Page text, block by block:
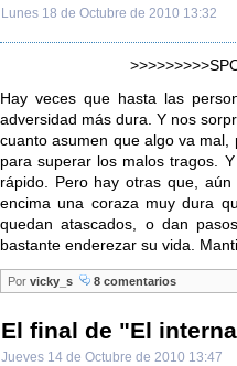
Lunes 18 de Octubre de 2010 13:32
Hay veces que hasta las
adversidad más dura. Y nos
cuanto asumen que algo va
para superar los malos tragos.
rápido. Pero hay otras que,
encima una coraza muy dura
quedan atascados, o dan
bastante enderezar su vida.
Por vicky_s 8 comentarios
El final de "El
Jueves 14 de Octubre de 2010 13:47